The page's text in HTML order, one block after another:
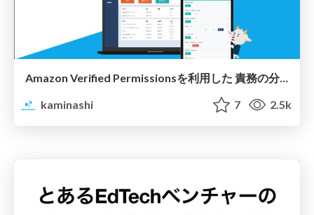
Amazon Verified Permissionsを利用した 責務の分割のメリット・デメリット / Advantages and Disadvantages of Separation of Responsibilities Using Amazon Verified Permissions
kaminashi
7 2.5k